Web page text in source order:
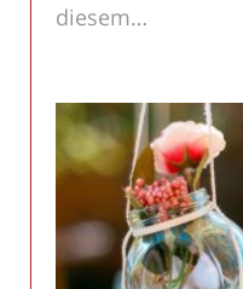
diesem…